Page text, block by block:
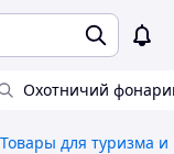
Охотничий
Товары для туризма